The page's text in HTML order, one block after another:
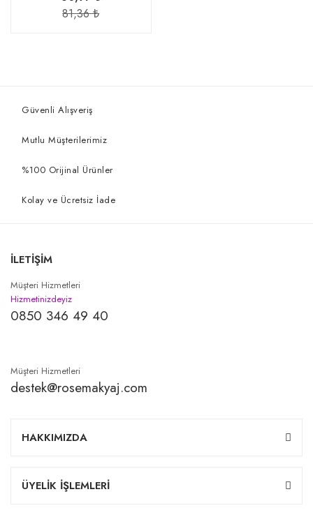
81,36 ₺
Güvenli Alışveriş
Mutlu Müşterilerimiz
%100 Orijinal Ürünler
Kolay ve Ücretsiz İade
İLETİŞİM
Müşteri Hizmetleri
Hizmetinizdeyiz
0850 346 49 40
Müşteri Hizmetleri
destek@rosemakyaj.com
HAKKIMIZDA
ÜYELİK İŞLEMLERİ